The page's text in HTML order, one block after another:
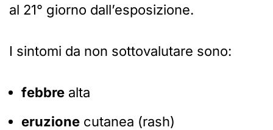
al 21° giorno dall’esposizione.
I sintomi da non sottovalutare sono:
febbre alta
eruzione cutanea (rash)